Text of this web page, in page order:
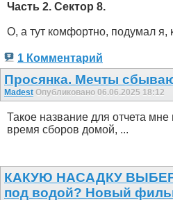
Часть 2. Сектор 8.
О, а тут комфортно, подумал я,
1 Комментарий
Просянка. Мечты
Madest Опубликовано 06.06.2025 18:12
Такое название для отчета
время сборов домой, ...
КАКУЮ НАСАДКУ
под водой? Новый